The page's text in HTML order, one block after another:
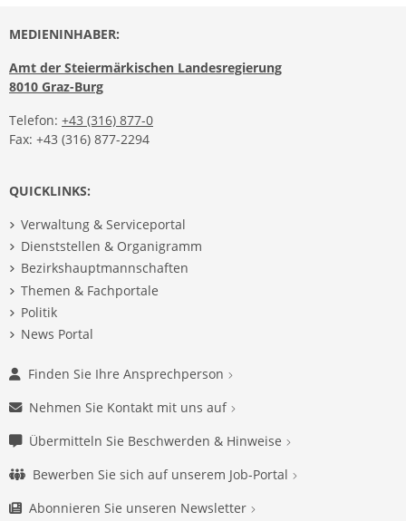
MEDIENINHABER:
Amt der Steiermärkischen Landesregierung
8010 Graz-Burg
Telefon: +43 (316) 877-0
Fax: +43 (316) 877-2294
QUICKLINKS:
Verwaltung & Serviceportal
Dienststellen & Organigramm
Bezirkshauptmannschaften
Themen & Fachportale
Politik
News Portal
Finden Sie Ihre Ansprechperson
Nehmen Sie Kontakt mit uns auf
Übermitteln Sie Beschwerden & Hinweise
Bewerben Sie sich auf unserem Job-Portal
Abonnieren Sie unseren Newsletter